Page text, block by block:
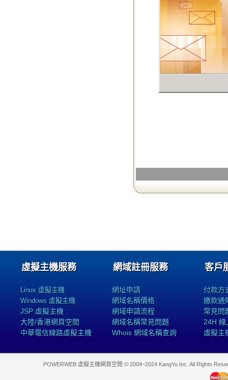
虛擬主機服務
Linux 虛擬主機
Windows 虛擬主機
JSP 虛擬主機
大陸/香港網頁空間
中華電信線路虛擬主機
網域註冊服務
網址申請
網域名稱價格
網域申請流程
網域名稱常見問題
Whois 網域名稱查詢
客戶
付款方
繳款通
常見問
24H 線
虛擬主
POWERWEB 虛擬主機網頁空間 © 2004~2024 KangYu Inc. All Rights